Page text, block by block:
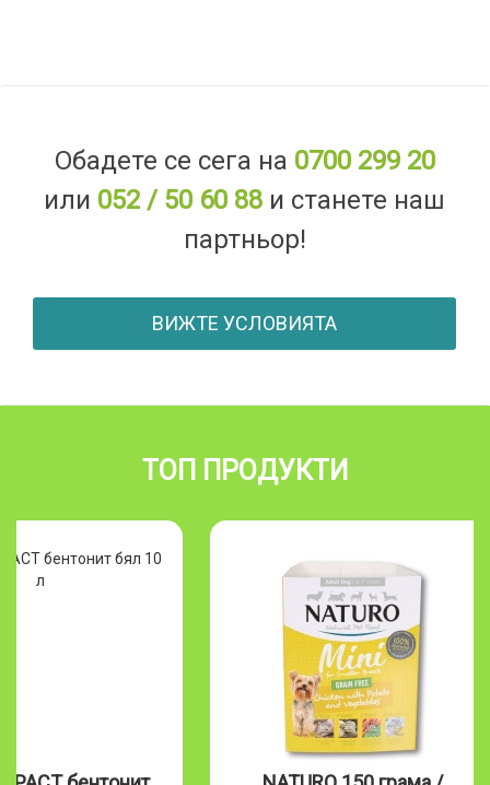
Обадете се сега на 0700 299 20
или 052 / 50 60 88 и станете наш
партньор!
ВИЖТЕ УСЛОВИЯТА
ТОП ПРОДУКТИ